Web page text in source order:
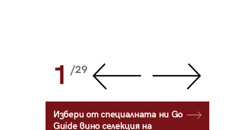
1 /29
Избери от специалната ни Go
Guide вино селекция на